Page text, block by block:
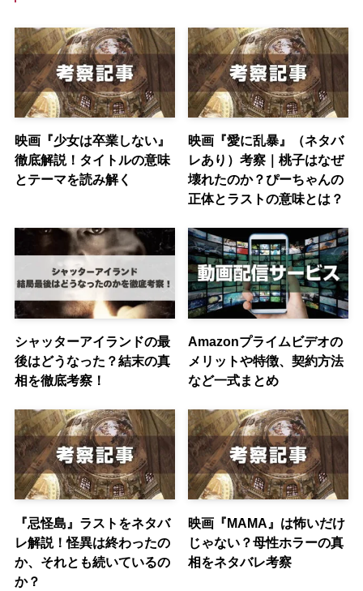
映画『少女は卒業しない』
徹底解説！タイトルの意味
とテーマを読み解く
映画『愛に乱暴』（ネタバ
レあり）考察｜桃子はなぜ
壊れたのか？ぴーちゃんの
正体とラストの意味とは？
シャッターアイランドの最
後はどうなった？結末の真
相を徹底考察！
Amazonプライムビデオの
メリットや特徴、契約方法
など一式まとめ
『忌怪島』ラストをネタバ
レ解説！怪異は終わったの
か、それとも続いているの
か？
映画『MAMA』は怖いだけ
じゃない？母性ホラーの真
相をネタバレ考察